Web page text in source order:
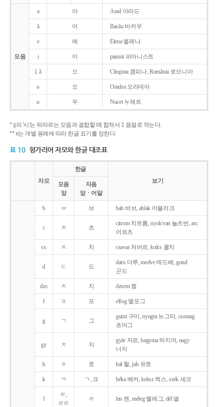
모음
a 아 Arad 아라드
ǎ 어 Bacǎu 바커우
e 에 Elena 엘레나
i 이 pianist 피아니스트
î, â 으 Cîmpina 큼피나, România 로므니아
o 오 Oradea 오라데아
u 우 Nucet 누체트
* ş의 '시'는 뒤따르는 모음과 결합할 때 합쳐서 1 음절로 적는다.
** x는 개별 용례에 따라 한글 표기를 정한다.
표 10 헝가리어 자모와 한글 대조표
자모
한글
보기
모음
앞
자음
앞ㆍ어말
b ㅂ 브 bab 버브, ablak 어블러크
c ㅊ 츠
citrom 치트롬, nyolcvan 뇰츠번, arc
어르츠
cs ㅊ 치 csavar 처버르, kulcs 쿨치
d ㄷ 드
daru 더루, medve 메드베, gond
곤드
dzs ㅈ 지 dzsem 젬
f ㅍ 프 elfog 엘포그
g ㄱ 그
gumi 구미, nyugta 뉴그터, csomag
초머그
gy ㅈ 지
gyár 자르, hagyma 허지머, nagy
너지
h ㅎ 흐 hal 헐, juh 유흐
k ㅋ ㄱ, 크 béka 베커, keksz 켁스, szék 세크
l
ㄹ,
ㄹㄹ
ㄹ len 렌, meleg 멜레그, dél 델